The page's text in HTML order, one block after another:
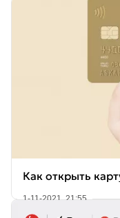
Как открыть
1-11-2021, 21:55